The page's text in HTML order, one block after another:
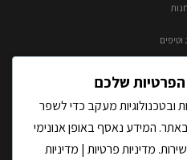
חנות
וטיפים
שלכם
ובטכנולוגיות מעקב כדי לשפר
המידע נאסף באופן אנונימי
מדיניות פרטיות | מדיניות